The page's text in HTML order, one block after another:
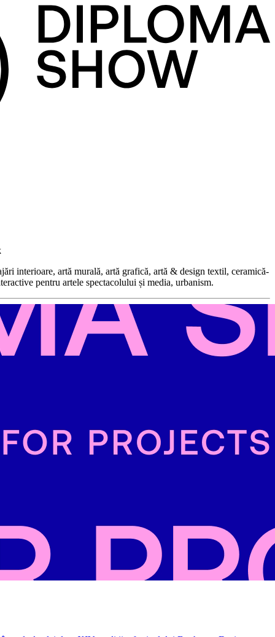
interioare, artă murală, artă grafică, artă & design textil, ceramică-
pentru artele spectacolului și media, urbanism.